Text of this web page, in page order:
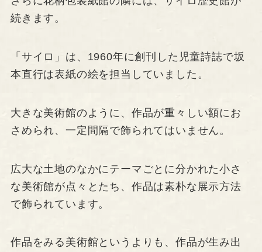
続きます。
「サイロ」は、1960年に創刊した児童詩誌で坂
本直行は表紙の絵を担当していました。
大きな美術館のように、作品が重々しい額にお
さめられ、一定間隔で飾られてはいません。
広大な土地のなかにテーマごとに分かれた小さ
な美術館が点々とたち、作品は素朴な展示方法
で飾られています。
作品をみる美術館というよりも、作品が生み出